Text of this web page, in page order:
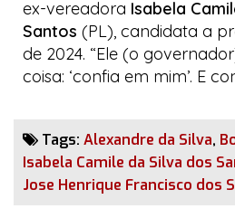
ex-vereadora Isabela
Santos (PL), candidata a
de 2024. “Ele (o
coisa: ‘confia em mim’. E
Tags: Alexandre da Silva,
Isabela Camile da Silva dos
Jose Henrique Francisco dos